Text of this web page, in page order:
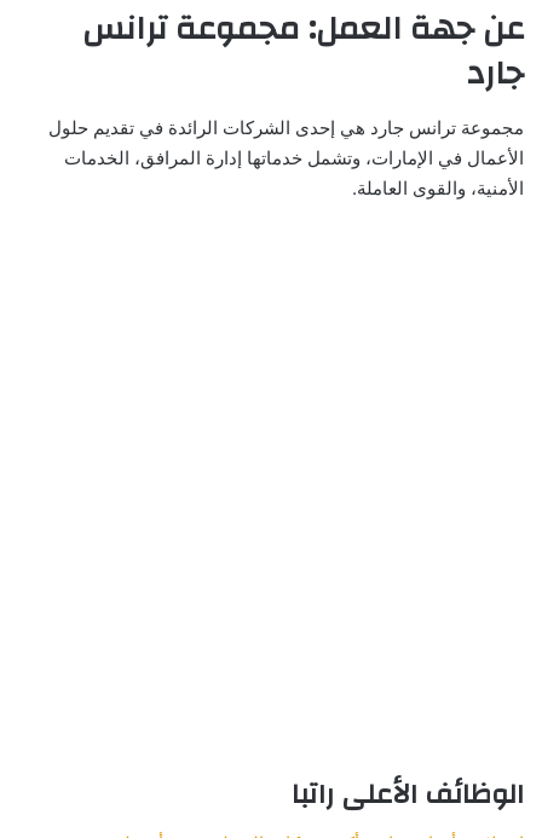
عن جهة العمل: مجموعة ترانس
جارد
مجموعة ترانس جارد هي إحدى الشركات الرائدة في تقديم حلول
الأعمال في الإمارات، وتشمل خدماتها إدارة المرافق، الخدمات
الأمنية، والقوى العاملة.
الوظائف الأعلى راتبا